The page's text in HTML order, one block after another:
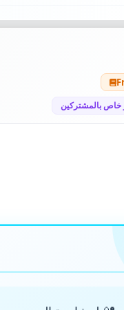
خاص بالمشتركين